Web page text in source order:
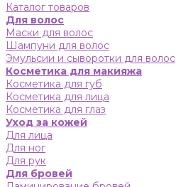
Каталог товаров
Для волос
Маски для волос
Шампуни для волос
Эмульсии и сыворотки для волос
Косметика для макияжа
Косметика для губ
Косметика для лица
Косметика для глаз
Уход за кожей
Для лица
Для ног
Для рук
Для бровей